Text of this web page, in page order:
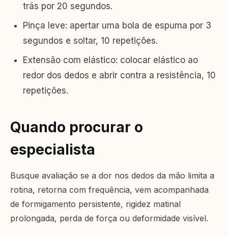
trás por 20 segundos.
Pinça leve: apertar uma bola de espuma por 3
segundos e soltar, 10 repetições.
Extensão com elástico: colocar elástico ao
redor dos dedos e abrir contra a resistência, 10
repetições.
Quando procurar o
especialista
Busque avaliação se a dor nos dedos da mão limita a
rotina, retorna com frequência, vem acompanhada
de formigamento persistente, rigidez matinal
prolongada, perda de força ou deformidade visível.